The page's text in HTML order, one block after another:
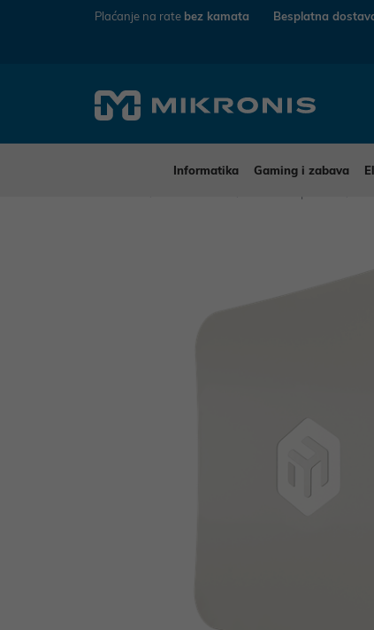
Plaćanje na rate bez kamata Besplatna
Informatika Gaming i zabava